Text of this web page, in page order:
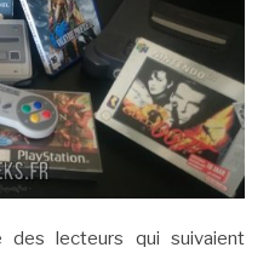
des lecteurs qui suivaient